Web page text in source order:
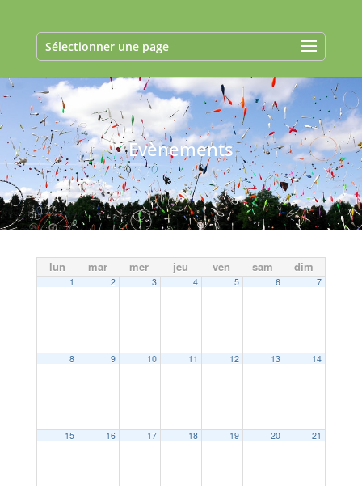
Sélectionner une page
Evènements
lun mar mer jeu ven sam dim
1 2 3 4 5 6 7
8 9 10 11 12 13 14
15 16 17 18 19 20 21